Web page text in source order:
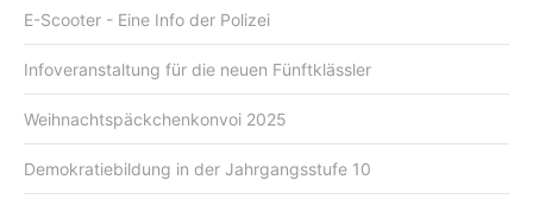
E-Scooter - Eine Info der Polizei
Infoveranstaltung für die neuen Fünftklässler
Weihnachtspäckchenkonvoi 2025
Demokratiebildung in der Jahrgangsstufe 10